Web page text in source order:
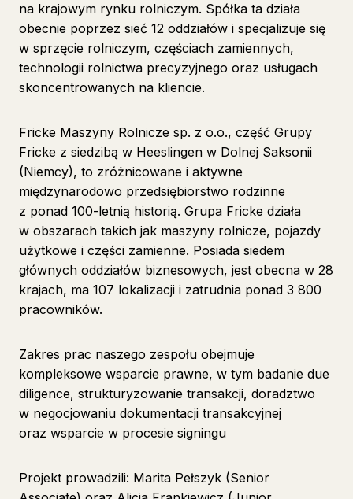
na krajowym rynku rolniczym. Spółka ta działa
obecnie poprzez sieć 12 oddziałów i specjalizuje się
w sprzęcie rolniczym, częściach zamiennych,
technologii rolnictwa precyzyjnego oraz usługach
skoncentrowanych na kliencie.
Fricke Maszyny Rolnicze sp. z o.o., część Grupy
Fricke z siedzibą w Heeslingen w Dolnej Saksonii
(Niemcy), to zróżnicowane i aktywne
międzynarodowo przedsiębiorstwo rodzinne
z ponad 100-letnią historią. Grupa Fricke działa
w obszarach takich jak maszyny rolnicze, pojazdy
użytkowe i części zamienne. Posiada siedem
głównych oddziałów biznesowych, jest obecna w 28
krajach, ma 107 lokalizacji i zatrudnia ponad 3 800
pracowników.
Zakres prac naszego zespołu obejmuje
kompleksowe wsparcie prawne, w tym badanie due
diligence, strukturyzowanie transakcji, doradztwo
w negocjowaniu dokumentacji transakcyjnej
oraz wsparcie w procesie signingu
Projekt prowadzili: Marita Pełszyk (Senior